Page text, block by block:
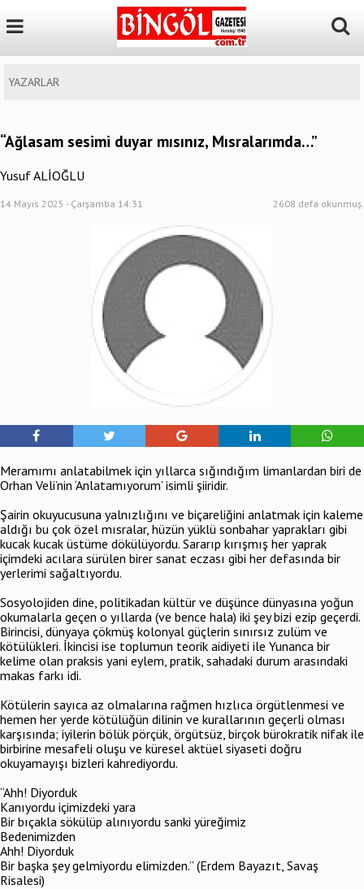
YAZARLAR
“Ağlasam sesimi duyar mısınız, Mısralarımda…”
Yusuf ALİOĞLU
14 Mayıs 2025 - Çarşamba 14:31 2608 defa okunmuş.
Meramımı anlatabilmek için yıllarca sığındığım limanlardan biri de
Orhan Veli’nin ‘Anlatamıyorum’ isimli şiiridir.
Şairin okuyucusuna yalnızlığını ve biçareliğini anlatmak için kaleme
aldığı bu çok özel mısralar, hüzün yüklü sonbahar yaprakları gibi
kucak kucak üstüme dökülüyordu. Sararıp kırışmış her yaprak
içimdeki acılara sürülen birer sanat eczası gibi her defasında bir
yerlerimi sağaltıyordu.
Sosyolojiden dine, politikadan kültür ve düşünce dünyasına yoğun
okumalarla geçen o yıllarda (ve bence hala) iki şey bizi ezip geçerdi.
Birincisi, dünyaya çökmüş kolonyal güçlerin sınırsız zulüm ve
kötülükleri. İkincisi ise toplumun teorik aidiyeti ile Yunanca bir
kelime olan praksis yani eylem, pratik, sahadaki durum arasındaki
makas farkı idi.
Kötülerin sayıca az olmalarına rağmen hızlıca örgütlenmesi ve
hemen her yerde kötülüğün dilinin ve kurallarının geçerli olması
karşısında; iyilerin bölük pörçük, örgütsüz, birçok bürokratik nifak ile
birbirine mesafeli oluşu ve küresel aktüel siyaseti doğru
okuyamayışı bizleri kahrediyordu.
“Ahh! Diyorduk
Kanıyordu içimizdeki yara
Bir bıçakla sökülüp alınıyordu sanki yüreğimiz
Bedenimizden
Ahh! Diyorduk
Bir başka şey gelmiyordu elimizden.” (Erdem Bayazıt, Savaş
Risalesi)